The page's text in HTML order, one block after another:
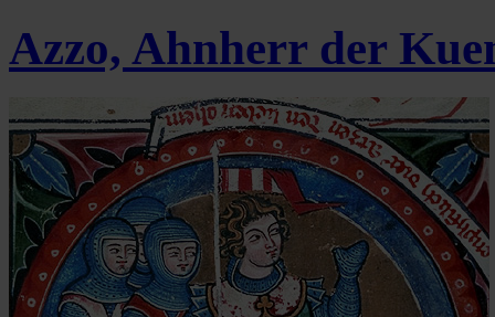
Azzo, Ahnherr der